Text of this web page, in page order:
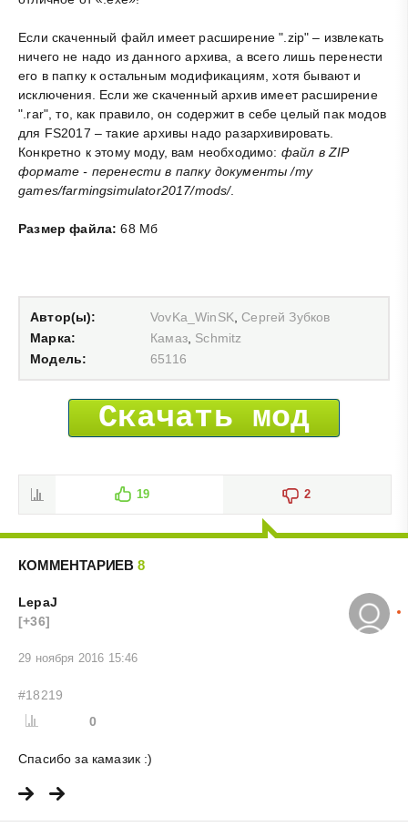
Если скаченный файл имеет расширение ".zip" – извлекать
ничего не надо из данного архива, а всего лишь перенести
его в папку к остальным модификациям, хотя бывают и
исключения. Если же скаченный архив имеет расширение
".rar", то, как правило, он содержит в себе целый пак модов
для FS2017 – такие архивы надо разархивировать.
Конкретно к этому моду, вам необходимо: файл в ZIP
формате - перенести в папку документы /my
games/farmingsimulator2017/mods/.
Размер файла: 68 Мб
Автор(ы): VovKa_WinSK ,Сергей Зубков
Марка:
Камаз, Schmitz
Модель:
65116
Скачать мод
19 2
КОММЕНТАРИЕВ 8
LepaJ
[+36]
29 ноября 2016 15:46
#18219
0
Спасибо за камазик :)